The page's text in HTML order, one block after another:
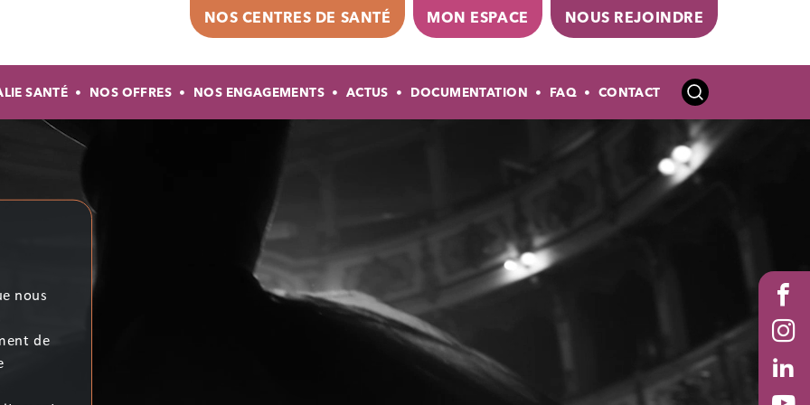
Top header
NOS CENTRES DE SANTÉ MON ESPACE NOUS REJOINDRE
SANTÉ NOS OFFRES NOS ENGAGEMENTS ACTUS DOCUMENTATION FAQ CONTACT